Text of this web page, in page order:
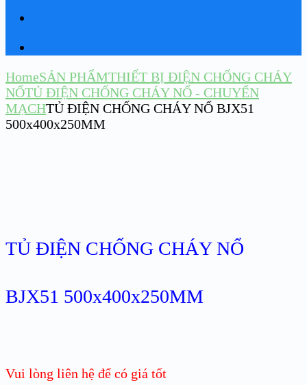
HomeSẢN PHẨMTHIẾT BỊ ĐIỆN CHỐNG CHÁY
NỔTỦ ĐIỆN CHỐNG CHÁY NỔ - CHUYỂN
MẠCHTỦ ĐIỆN CHỐNG CHÁY NỔ BJX51
500x400x250MM
TỦ ĐIỆN CHỐNG CHÁY NỔ
BJX51 500x400x250MM
Vui lòng liên hệ để có giá tốt